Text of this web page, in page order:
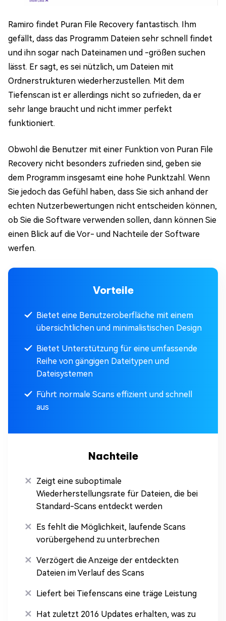
Ramiro findet Puran File Recovery fantastisch. Ihm
gefällt, dass das Programm Dateien sehr schnell findet
und ihn sogar nach Dateinamen und -größen suchen
lässt. Er sagt, es sei nützlich, um Dateien mit
Ordnerstrukturen wiederherzustellen. Mit dem
Tiefenscan ist er allerdings nicht so zufrieden, da er
sehr lange braucht und nicht immer perfekt
funktioniert.
Obwohl die Benutzer mit einer Funktion von Puran File
Recovery nicht besonders zufrieden sind, geben sie
dem Programm insgesamt eine hohe Punktzahl. Wenn
Sie jedoch das Gefühl haben, dass Sie sich anhand der
echten Nutzerbewertungen nicht entscheiden können,
ob Sie die Software verwenden sollen, dann können Sie
einen Blick auf die Vor- und Nachteile der Software
werfen.
Vorteile
Bietet eine Benutzeroberfläche mit einem
übersichtlichen und minimalistischen Design
Bietet Unterstützung für eine umfassende
Reihe von gängigen Dateitypen und
Dateisystemen
Führt normale Scans effizient und schnell
aus
Nachteile
Zeigt eine suboptimale
Wiederherstellungsrate für Dateien, die bei
Standard-Scans entdeckt werden
Es fehlt die Möglichkeit, laufende Scans
vorübergehend zu unterbrechen
Verzögert die Anzeige der entdeckten
Dateien im Verlauf des Scans
Liefert bei Tiefenscans eine träge Leistung
Hat zuletzt 2016 Updates erhalten, was zu